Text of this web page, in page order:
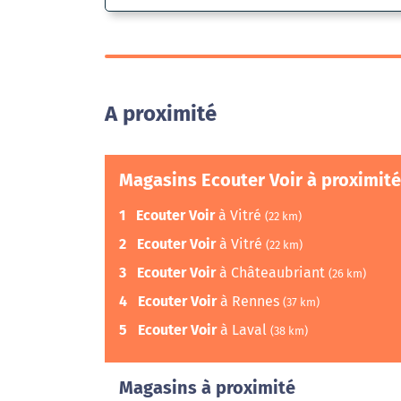
A proximité
Magasins Ecouter Voir à proximité
1 Ecouter Voirà Vitré (22 km)
2 Ecouter Voirà Vitré (22 km)
3 Ecouter Voirà Châteaubriant (26 km)
4 Ecouter Voirà Rennes (37 km)
5 Ecouter Voirà Laval (38 km)
Magasins à proximité